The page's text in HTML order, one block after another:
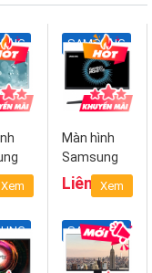
XV
Xem
SAMSUNG
Màn hình
Samsung
S25HG50
Liên hệ
Xem
SAMSUNG